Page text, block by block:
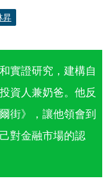
昇
實證研究，建構自
資人兼奶爸。他反
街》，讓他領會到
對金融市場的認